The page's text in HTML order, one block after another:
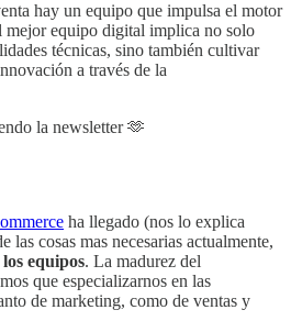
hay un equipo que impulsa el motor
mejor equipo digital implica no solo
técnicas, sino también cultivar
a través de la
la newsletter 🫶
ha llegado (nos lo explica
las cosas mas necesarias actualmente,
equipos. La madurez del
que especializarnos en las
de marketing, como de ventas y